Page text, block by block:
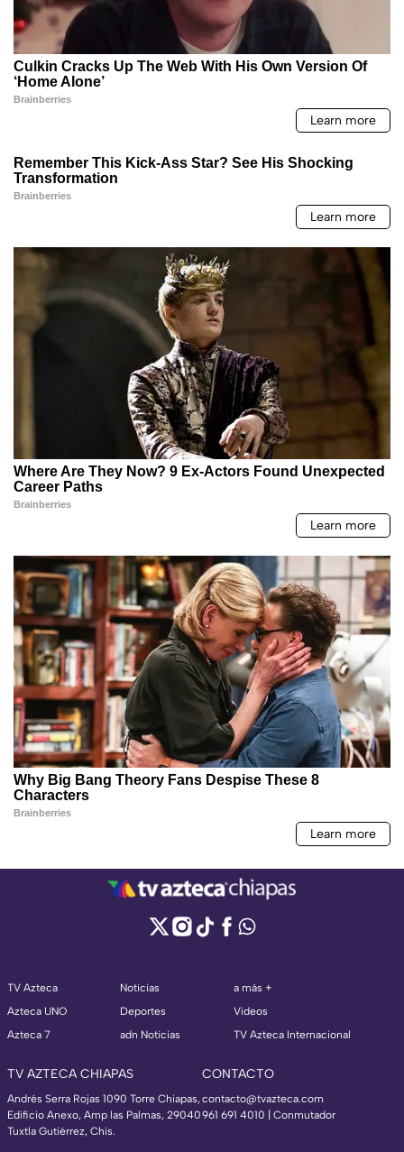
TV Azteca
Azteca UNO
Azteca 7
Noticias
Deportes
adn Noticias
a más +
Videos
TV Azteca Internacional
TV AZTECA CHIAPAS
Andrés Serra Rojas 1090 Torre Chiapas,
Edificio Anexo, Amp las Palmas, 29040
Tuxtla Gutiérrez, Chis.
CONTACTO
contacto@tvazteca.com
961 691 4010 | Conmutador